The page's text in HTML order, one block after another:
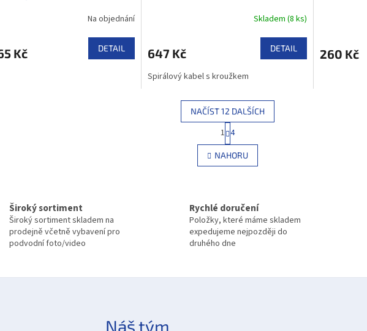
Na objednání
Kč DETAIL
Skladem (8 ks)
647 Kč DETAIL
Spirálový kabel s kroužkem
260 Kč
O
v
l
c
í
p
r
y
NAČÍST 12 DALŠÍCH
S
t
r
á
n
á
n
í
1 4
NAHORU
Široký sortiment
Široký sortiment skladem na
prodejně včetně vybavení pro
podvodní foto/video
Rychlé doručení
Položky, které máme skladem
expedujeme nejpozději do
druhého dne
Náš tým